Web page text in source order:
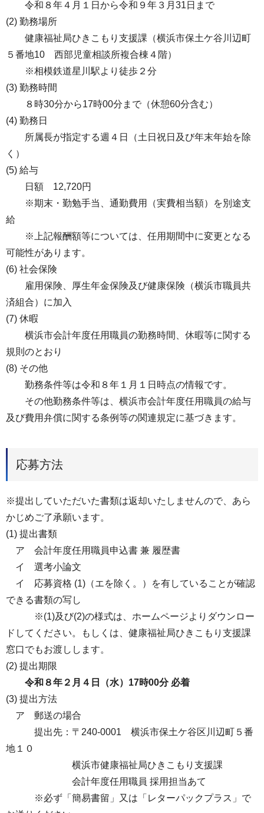
令和８年４月１日から令和９年３月31日まで
(2) 勤務場所
健康福祉局ひきこもり支援課（横浜市保土ケ谷川辺町
５番地10 西部児童相談所複合棟４階）
※相模鉄道星川駅より徒歩２分
(3) 勤務時間
８時30分から17時00分まで（休憩60分含む）
(4) 勤務日
所属長が指定する週４日（土日祝日及び年末年始を除
く）
(5) 給与
日額 12,720円
※期末・勤勉手当、通勤費用（実費相当額）を別途支
給
※上記報酬額等については、任用期間中に変更となる
可能性があります。
(6) 社会保険
雇用保険、厚生年金保険及び健康保険（横浜市職員共
済組合）に加入
(7) 休暇
横浜市会計年度任用職員の勤務時間、休暇等に関する
規則のとおり
(8) その他
勤務条件等は令和８年１月１日時点の情報です。
その他勤務条件等は、横浜市会計年度任用職員の給与
及び費用弁償に関する条例等の関連規定に基づきます。
応募方法
※提出していただいた書類は返却いたしませんので、あら
かじめご了承願います。
(1) 提出書類
ア 会計年度任用職員申込書 兼 履歴書
イ 選考小論文
イ 応募資格 (1)（エを除く。）を有していることが確認
できる書類の写し
※(1)及び(2)の様式は、ホームページよりダウンロー
ドしてください。もしくは、健康福祉局ひきこもり支援課
窓口でもお渡しします。
(2) 提出期限
令和８年２月４日（水）17時00分 必着
(3) 提出方法
ア 郵送の場合
提出先：〒240-0001 横浜市保土ケ谷区川辺町５番
地１０
横浜市健康福祉局ひきこもり支援課
会計年度任用職員 採用担当あて
※必ず「簡易書留」又は「レターパックプラス」で